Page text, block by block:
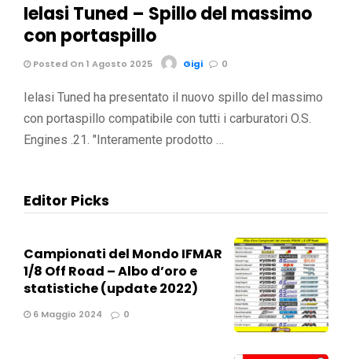
Ielasi Tuned – Spillo del massimo
con portaspillo
Posted On 1 Agosto 2025 Gigi 0
Ielasi Tuned ha presentato il nuovo spillo del massimo
con portaspillo compatibile con tutti i carburatori O.S.
Engines .21. "Interamente prodotto …
Editor Picks
Campionati del Mondo IFMAR
1/8 Off Road – Albo d’oro e
statistiche (update 2022)
6 Maggio 2024 0